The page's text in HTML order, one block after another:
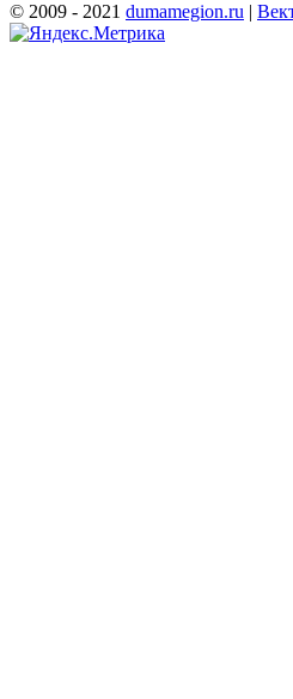
© 2009 - 2021 dumamegion.ru |